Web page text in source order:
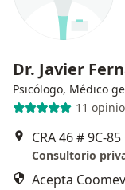
Dr. Javier
Psicólogo, Médico
11
Consultorio
Acepta